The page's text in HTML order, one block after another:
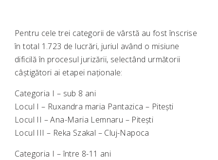
Pentru cele trei categorii de vârstă au fost înscrise
în total 1.723 de lucrări, juriul având o misiune
dificilă în procesul jurizării, selectând următorii
câștigători ai etapei naționale:
Categoria I – sub 8 ani
Locul I – Ruxandra maria Pantazica – Pitești
Locul II – Ana-Maria Lemnaru – Pitești
Locul III – Reka Szakal – Cluj-Napoca
Categoria I – între 8-11 ani